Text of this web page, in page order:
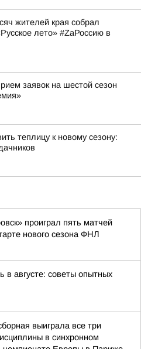
жителей края собрал
лето» #ZaРоссию в
заявок на шестой сезон
теплицу к новому сезону:
проиграл пять матчей
нового сезона ФНЛ
в августе: советы опытных
выиграла все три
в синхронном